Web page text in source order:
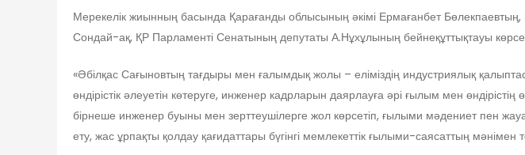
Мерекелік жиынның басында Қарағанды облысының әкімі Ермағанбет Бөлекпаевтың,
Сондай-ақ, ҚР Парламенті Сенатының депутаты А.Нұхұлының бейнеқұттықтауы
«Әбілқас Сағыновтың тағдыры мен ғалымдық жолы – еліміздің индустриялық
өндірістік әлеуетін көтеруге, инженер кадрларын даярлауға әрі ғылым мен
бірнеше инженер буыны мен зерттеушілерге жол көрсетіп, ғылыми мәдениет пен
ету, жас ұрпақты қолдау қағидаттары бүгінгі мемлекеттік ғылыми-саясаттың